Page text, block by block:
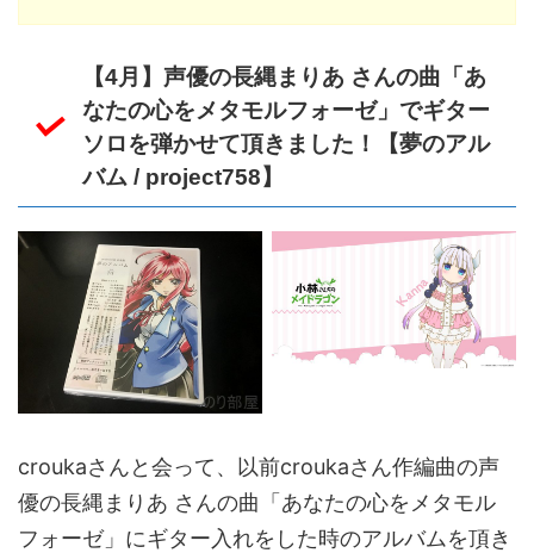
【4月】声優の長縄まりあ さんの曲「あ
なたの心をメタモルフォーゼ」でギター
ソロを弾かせて頂きました！【夢のアル
バム / project758】
croukaさんと会って、以前croukaさん作編曲の声
優の長縄まりあ さんの曲「あなたの心をメタモル
フォーゼ」にギター入れをした時のアルバムを頂き